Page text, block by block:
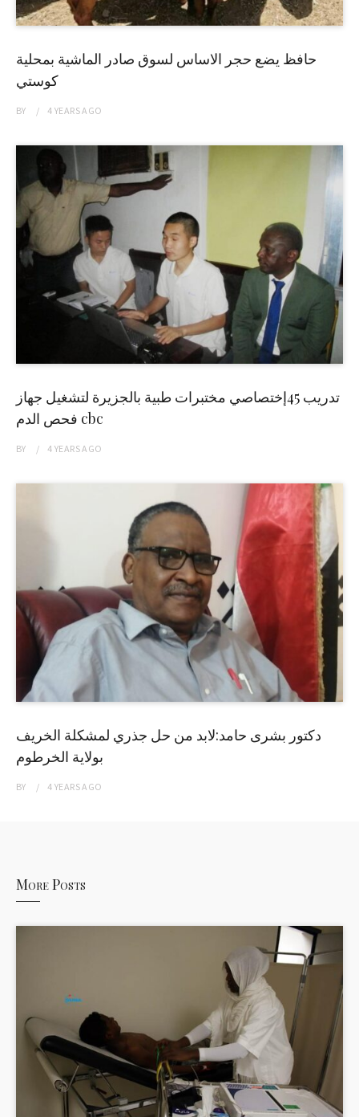
حافظ يضع حجر الاساس لسوق صادر الماشية بمحلية
كوستي
BY 4 YEARSAGO
تدريب 45إختصاصي مختبرات طبية بالجزيرة لتشغيل جهاز
فحص الدم cbc
BY 4 YEARSAGO
دكتور بشرى حامد:لابد من حل جذري لمشكلة الخريف
بولاية الخرطوم
BY 4 YEARSAGO
More Posts